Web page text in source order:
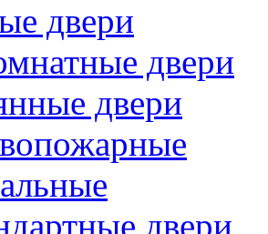
двери
двери
двери
двери